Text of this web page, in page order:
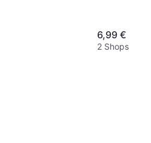
6,99 €
2 Shops